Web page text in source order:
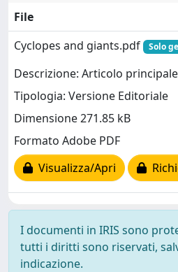
File
Cyclopes and giants.pdf
Solo
Descrizione: Articolo principale
Tipologia: Versione Editoriale
Dimensione 271.85 kB
Formato Adobe PDF
Visualizza/Apri
I documenti in IRIS sono
tutti i diritti sono riservati,
indicazione.